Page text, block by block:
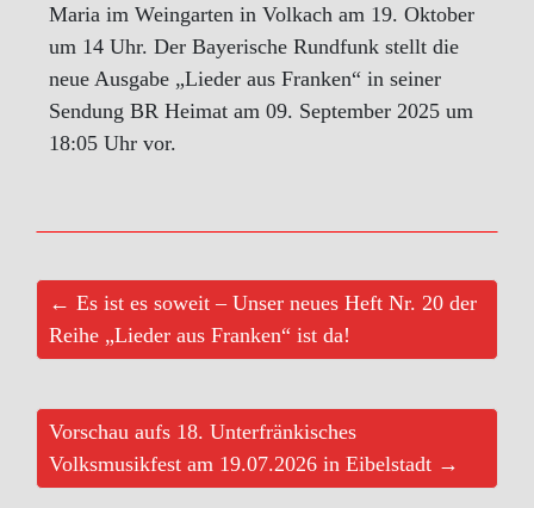
Maria im Weingarten in Volkach am 19. Oktober
um 14 Uhr. Der Bayerische Rundfunk stellt die
neue Ausgabe „Lieder aus Franken“ in seiner
Sendung BR Heimat am 09. September 2025 um
18:05 Uhr vor.
← Es ist es soweit – Unser neues Heft Nr. 20 der
Reihe „Lieder aus Franken“ ist da!
Vorschau aufs 18. Unterfränkisches
Volksmusikfest am 19.07.2026 in Eibelstadt →